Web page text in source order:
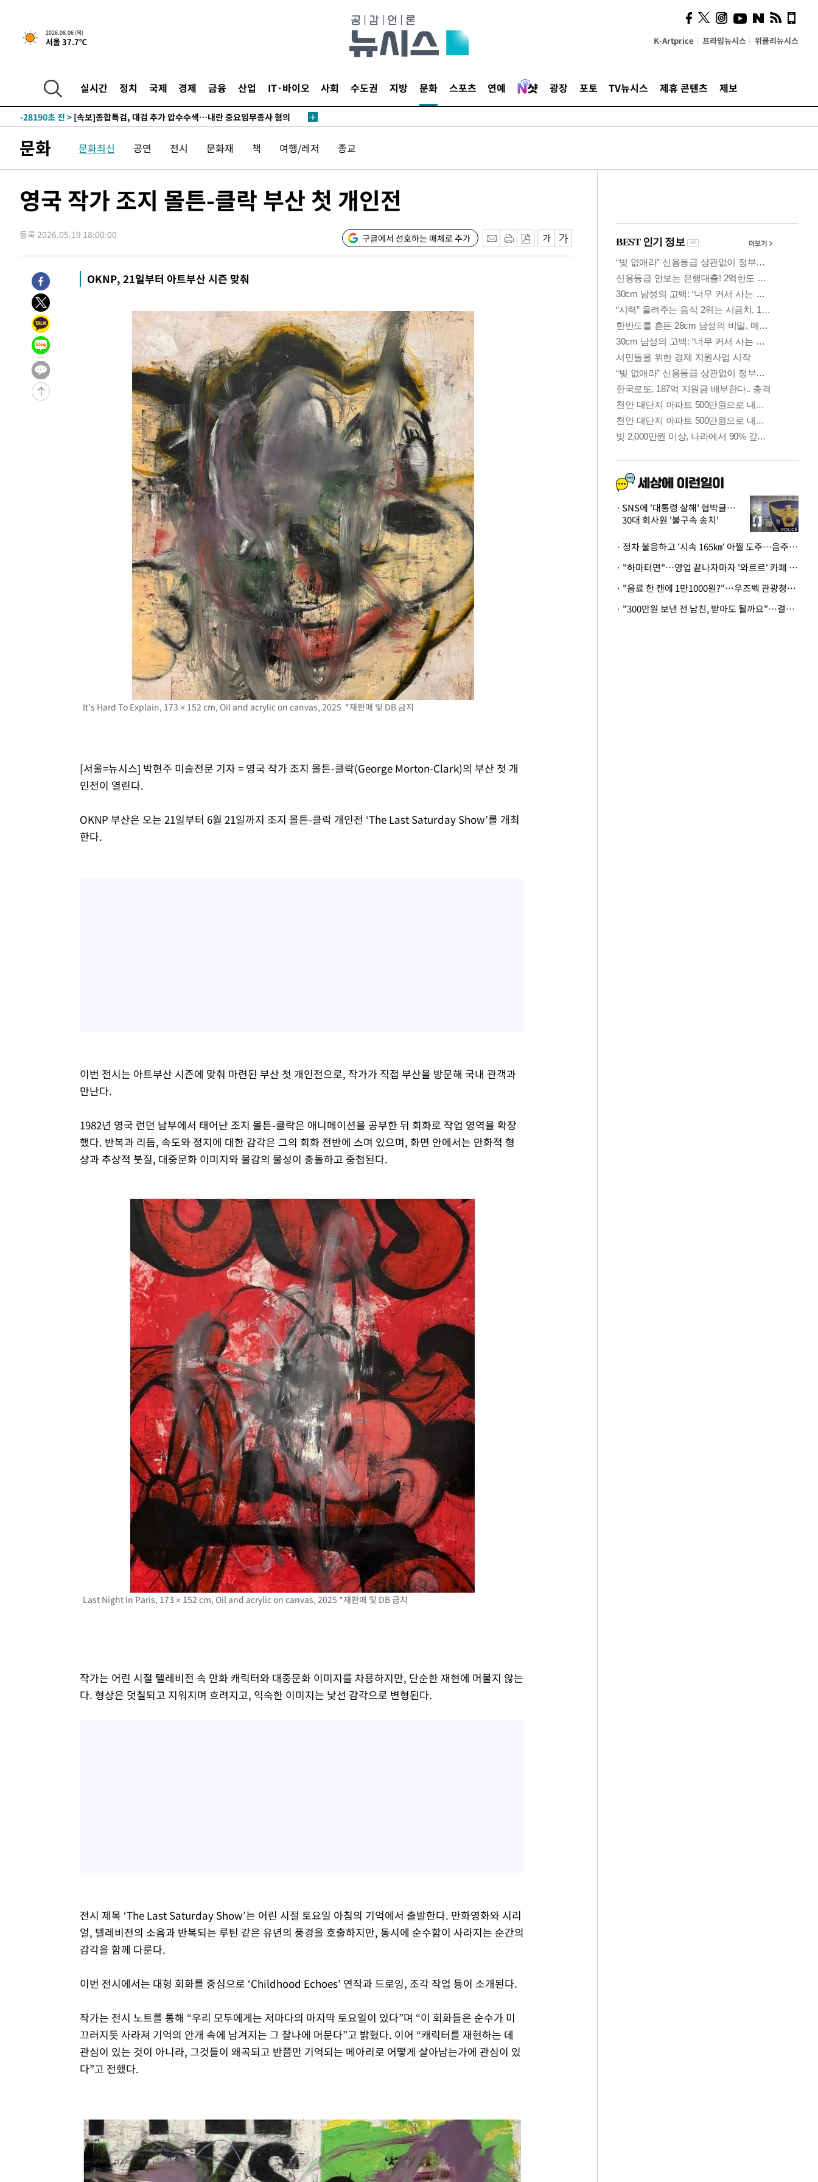
2026.08.06 (목)
서울 37.7℃ K-Artprice 프라임뉴시스 위클리뉴시스
실시간 정치 국제 경제 금융 산업 IT·바이오 사회 수도권 지방 문화 스포츠 연예 광장 포토 TV뉴시스 제휴 콘텐츠 제보
-29340초 전 >'낮 최고 39도' 불볕더위…한밤 열대야도 계속[내일날씨]
-29299초 전 > [속보]7~9일 프로야구 3연전도 폭염 취소…11일 재개
-28788초 전 >
'월드컵 탈락 후폭풍' 축구협회…초유의 압수수색에 '충격·당황'
-28628초 전 >
-28190초 전 > [속보]종합특검, 대검 추가 압수수색…내란 중요임무종사 혐의
-24215초 전 >
[속보]코스피, 301.88포인트(4.58%) 내린 6296.38 마감
-24080초 전 >[속보]원·달러 환율, 0.7원 내린 1423.8원 마감
-18724초 전 >손흥민, 5경기 연속골 실패…LAFC는 승부차기 끝 과달라하라 격파
-10962초 전 >트럼프, 한국계 진보 주지사 후보 맹공…"공산주의가 최대 위협"
-10940초 전 >"美간섭에 합의 지연"…트럼프, '이란 호르무즈 통제권' 수용할까
-7460초 전 >
[속보]산업장관 "李정부, 원전 반대 안해…안정 전력 위해 불가피"
-6157초 전 >
[속보]경찰, '홍명보 선임 논란' 대한축구협회·축구회관 등 압수수색
-5544초 전 >
-32128초 전 >
日방위성, 北이 동해로 쏜 발사체는 탄도미사일 가능성
-30558초 전 >
[속보] SKT, 에이닷 서비스 장애 발생…"원인 파악 중"
-29964초 전 >
[속보]합참 "북, 동해상으로 미상 발사체 발사"
-29360초 전 >
'낮 최고 39도' 불볕더위…한밤 열대야도 계속[내일날씨]
-29319초 전 >
[속보]7~9일 프로야구 3연전도 폭염 취소…11일 재개
"韓 외환시장 개입 관측 배경엔 美의 대한국 무역적자 있어"
'월드컵 탈락 후폭풍' 축구협회…초유의 압수수색에 '충격·당황'
서울 낮 37.9도, 올여름 최고치 경신…영등포 순간 '40도'
[속보]종합특검, 대검 추가 압수수색…내란 중요임무종사 혐의
[속보]코스닥, 800p 회복…0.26% 오른 801.67 마감
[속보]코스피, 301.88포인트(4.58%) 내린 6296.38 마감
[속보]원·달러 환율, 0.7원 내린 1423.8원 마감
"여기 떨어졌다"…다누리, 스페이스X 로켓 달 충돌 흔적 포착
손흥민, 5경기 연속골 실패…LAFC는 승부차기 끝 과달라하라 격파
내일까지 39도 '펄펄'…기상청 "태풍 지나며 폭염 잠시 꺾인다"
트럼프, 한국계 진보 주지사 후보 맹공…"공산주의가 최대 위협"
"美간섭에 합의 지연"…트럼프, '이란 호르무즈 통제권' 수용할까
[속보]산업장관 "李정부, 원전 반대 안해…안정 전력 위해 불가피"
[속보]경찰, '홍명보 선임 논란' 대한축구협회·축구회관 등 압수수색
[속보]산업장관 "美무역법 제301조 과잉생산 결과 발표 8월 중 예상
문화 문화최신 공연 전시 문화재 책 여행/레저 종교
영국 작가 조지 몰튼-클락 부산 첫 개인전
등록 2026.05.19 18:00:00 구글에서 선호하는 매체로 추가
OKNP, 21일부터 아트부산 시즌 맞춰
It's Hard To Explain, 173 × 152 cm, Oil and acrylic on canvas, 2025 *재판매 및 DB 금지
[서울=뉴시스] 박현주 미술전문 기자 = 영국 작가 조지 몰튼-클락(George Morton-Clark)의 부산 첫 개
인전이 열린다.
OKNP 부산은 오는 21일부터 6월 21일까지 조지 몰튼-클락 개인전 ‘The Last Saturday Show’를 개최
한다.
이번 전시는 아트부산 시즌에 맞춰 마련된 부산 첫 개인전으로, 작가가 직접 부산을 방문해 국내 관객과
만난다.
1982년 영국 런던 남부에서 태어난 조지 몰튼-클락은 애니메이션을 공부한 뒤 회화로 작업 영역을 확장
했다. 반복과 리듬, 속도와 정지에 대한 감각은 그의 회화 전반에 스며 있으며, 화면 안에서는 만화적 형
상과 추상적 붓질, 대중문화 이미지와 물감의 물성이 충돌하고 중첩된다.
Last Night In Paris, 173 × 152 cm, Oil and acrylic on canvas, 2025 *재판매 및 DB 금지
작가는 어린 시절 텔레비전 속 만화 캐릭터와 대중문화 이미지를 차용하지만, 단순한 재현에 머물지 않는
다. 형상은 덧칠되고 지워지며 흐려지고, 익숙한 이미지는 낯선 감각으로 변형된다.
전시 제목 ‘The Last Saturday Show’는 어린 시절 토요일 아침의 기억에서 출발한다. 만화영화와 시리
얼, 텔레비전의 소음과 반복되는 루틴 같은 유년의 풍경을 호출하지만, 동시에 순수함이 사라지는 순간의
감각을 함께 다룬다.
이번 전시에서는 대형 회화를 중심으로 ‘Childhood Echoes’ 연작과 드로잉, 조각 작업 등이 소개된다.
작가는 전시 노트를 통해 “우리 모두에게는 저마다의 마지막 토요일이 있다”며 “이 회화들은 순수가 미
끄러지듯 사라져 기억의 안개 속에 남겨지는 그 찰나에 머문다”고 밝혔다. 이어 “캐릭터를 재현하는 데
관심이 있는 것이 아니라, 그것들이 왜곡되고 반쯤만 기억되는 메아리로 어떻게 살아남는가에 관심이 있
다”고 전했다.
의견, 국토부·LH에 충실히
전달할 것"
SNS에 '대통령 살해' 협박글…
30대 회사원 '불구속 송치'
· 정차 불응하고 '시속 165㎞' 아찔 도주…음주운전자 체포
· "하마터면"…영업 끝나자마자 '와르르' 카페 테라스 덮친 대리석 외벽
· "음료 한 캔에 1만1000원?"…우즈벡 관광청까지 나섰다, 유튜버 폭로 후폭풍
· "300만원 보낸 전 남친, 받아도 될까요"…결혼 앞둔 예비신부의 뜻밖 고충